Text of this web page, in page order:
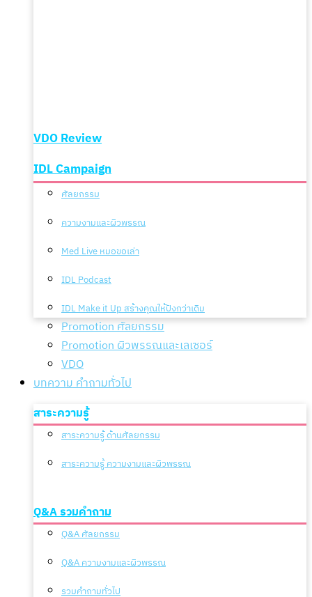
VDO Review
IDL Campaign
ศัลยกรรม
ความงามและผิวพรรณ
Med Live หมอขอเล่า
IDL Podcast
IDL Make it Up สร้างคุณให้ปังกว่าเดิม
Promotion ศัลยกรรม
Promotion ผิวพรรณและเลเซอร์
VDO
บทความ คำถามทั่วไป
สาระความรู้
สาระความรู้ ด้านศัลยกรรม
สาระความรู้ ความงามและผิวพรรณ
Q&A รวมคำถาม
Q&A ศัลยกรรม
Q&A ความงามและผิวพรรณ
รวมคำถามทั่วไป